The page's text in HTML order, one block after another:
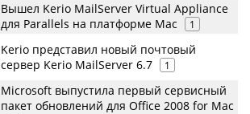
Вышел Kerio MailServer Virtual Appliance
для Parallels на платформе Mac
1
Kerio представил новый почтовый
сервер Kerio MailServer 6.7
1
Microsoft выпустила первый сервисный
пакет обновлений для Office 2008 for Mac